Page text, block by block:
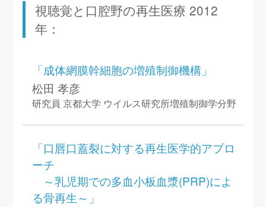
視聴覚と口腔野の再生医療 2012
年：
「成体網膜幹細胞の増殖制御機構」
松田 孝彦
研究員 京都大学 ウイルス研究所増殖制御学分野
「口唇口蓋裂に対する再生医学的アプロ
ーチ
～乳児期での多血小板血漿(PRP)によ
る骨再生～」